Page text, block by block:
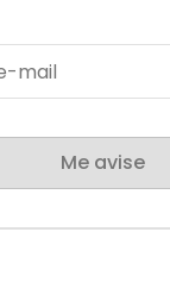
Me avise